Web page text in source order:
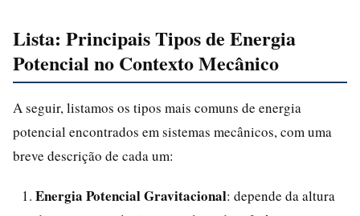
Lista: Principais Tipos de Energia
Potencial no Contexto Mecânico
A seguir, listamos os tipos mais comuns de energia
potencial encontrados em sistemas mecânicos, com uma
breve descrição de cada um:
Energia Potencial Gravitacional: depende da altura